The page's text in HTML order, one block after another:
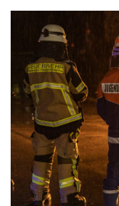
Aktive
Verein
Kontakt